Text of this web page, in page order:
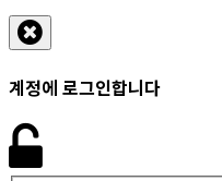
계정에 로그인합니다